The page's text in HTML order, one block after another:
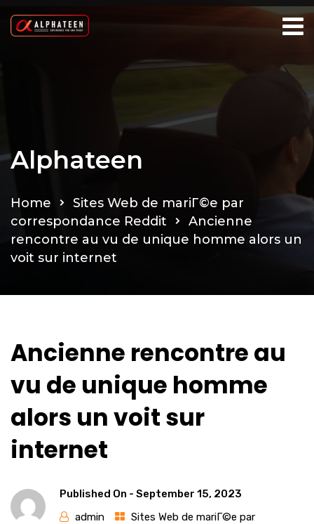
Alphateen
Home
Sites Web de mariГ©e par
correspondance Reddit
Ancienne
rencontre au vu de unique homme alors un
voit sur internet
Ancienne rencontre au
vu de unique homme
alors un voit sur
internet
Published On - September 15, 2023
admin
Sites Web de mariГ©e par